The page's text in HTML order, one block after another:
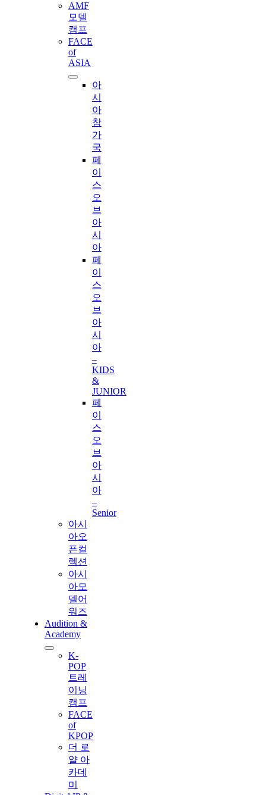
AMF
모델
캠프
FACE
of
ASIA
아
시
아
참
가
국
페
이
스
오
브
아
시
아
페
이
스
오
브
아
시
아
–
KIDS
&
JUNIOR
페
이
스
오
브
아
시
아
–
Senior
아시
아오
픈컬
렉션
아시
아모
델어
워즈
Audition &
Academy
K-
POP
트레
이닝
캠프
FACE
of
KPOP
더 로
얄 아
카데
미